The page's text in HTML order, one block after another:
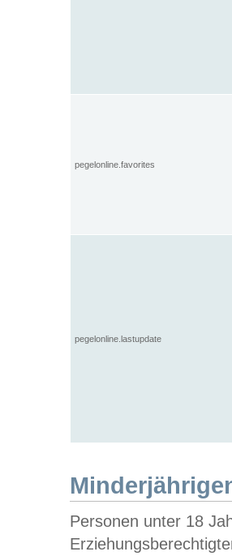
pegelonline.favorites
pegelonline.lastupdate
Personen unter 18